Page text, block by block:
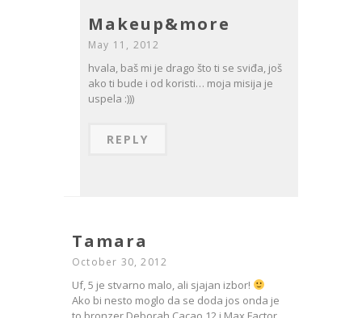
Makeup&more
May 11, 2012
hvala, baš mi je drago što ti se sviđa, još
ako ti bude i od koristi… moja misija je
uspela :)))
REPLY
Tamara
October 30, 2012
Uf, 5 je stvarno malo, ali sjajan izbor!
Ako bi nesto moglo da se doda jos onda je